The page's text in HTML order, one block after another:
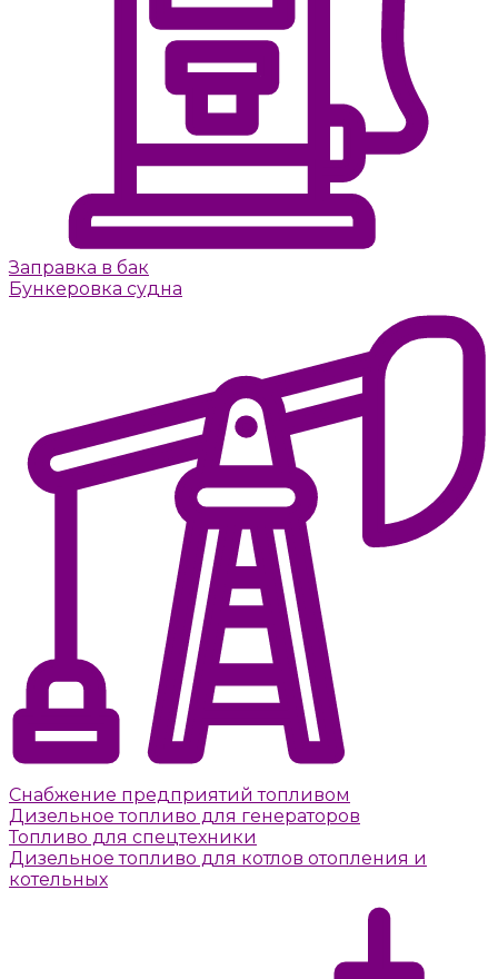
Заправка в бак
Бункеровка судна
Снабжение предприятий топливом
Дизельное топливо для генераторов
Топливо для спецтехники
Дизельное топливо для котлов отопления и
котельных